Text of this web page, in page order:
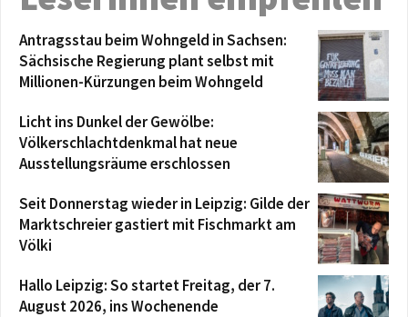
Antragsstau beim Wohngeld in Sachsen:
Sächsische Regierung plant selbst mit
Millionen-Kürzungen beim Wohngeld
Licht ins Dunkel der Gewölbe:
Völkerschlachtdenkmal hat neue
Ausstellungsräume erschlossen
Seit Donnerstag wieder in Leipzig: Gilde der
Marktschreier gastiert mit Fischmarkt am
Völki
Hallo Leipzig: So startet Freitag, der 7.
August 2026, ins Wochenende